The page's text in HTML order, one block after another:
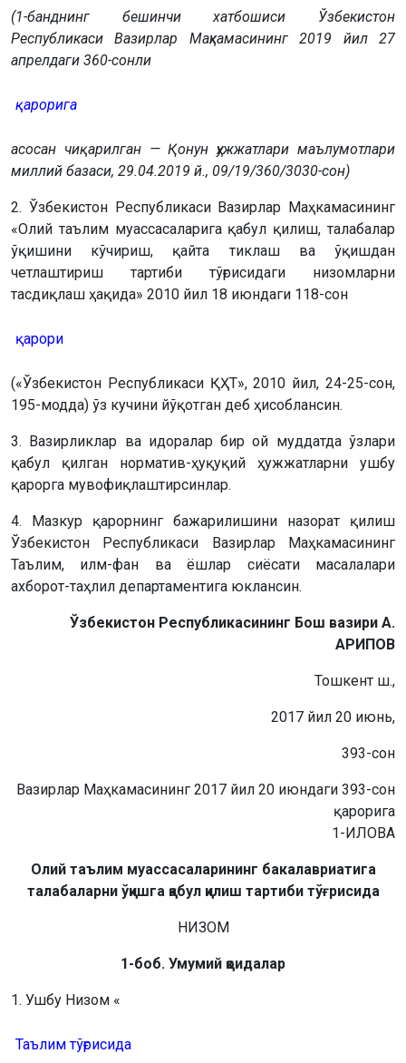
(1-банднинг бешинчи хатбошиси Ўзбекистон
Республикаси Вазирлар Маҳкамасининг 2019 йил 27
апрелдаги 360-сонли
қарорига
асосан чиқарилган — Қонун ҳужжатлари маълумотлари
миллий базаси, 29.04.2019 й., 09/19/360/3030-сон)
2. Ўзбекистон Республикаси Вазирлар Маҳкамасининг
«Олий таълим муассасаларига қабул қилиш, талабалар
ўқишини кўчириш, қайта тиклаш ва ўқишдан
четлаштириш тартиби тўғрисидаги низомларни
тасдиқлаш ҳақида» 2010 йил 18 июндаги 118-сон
қарори
(«Ўзбекистон Республикаси ҚҲТ», 2010 йил, 24-25-сон,
195-модда) ўз кучини йўқотган деб ҳисоблансин.
3. Вазирликлар ва идоралар бир ой муддатда ўзлари
қабул қилган норматив-ҳуқуқий ҳужжатларни ушбу
қарорга мувофиқлаштирсинлар.
4. Мазкур қарорнинг бажарилишини назорат қилиш
Ўзбекистон Республикаси Вазирлар Маҳкамасининг
Таълим, илм-фан ва ёшлар сиёсати масалалари
ахборот-таҳлил департаментига юклансин.
Ўзбекистон Республикасининг Бош вазири А.
АРИПОВ
Тошкент ш.,
2017 йил 20 июнь,
393-сон
Вазирлар Маҳкамасининг 2017 йил 20 июндаги 393-сон
қарорига
1-ИЛОВА
Олий таълим муассасаларининг бакалавриатига
талабаларни ўқишга қабул қилиш тартиби тўғрисида
НИЗОМ
1-боб. Умумий қоидалар
1. Ушбу Низом «
Таълим тўғрисида